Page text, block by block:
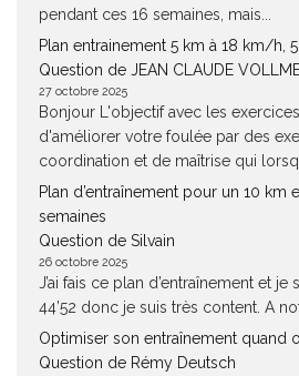
pendant ces 16 semaines, mais...
Plan entrainement 5 km à 18 km/h,
Question de JEAN CLAUDE
27 octobre 2025
Bonjour L'objectif avec les
d'améliorer votre foulée par des
coordination et de maîtrise qui
Plan d’entraînement pour un 10 km
semaines
Question de Silvain
26 octobre 2025
J’ai fais ce plan d’entraînement et je
44’52 donc je suis très content. A
Optimiser son entraînement quand
Question de Rémy Deutsch